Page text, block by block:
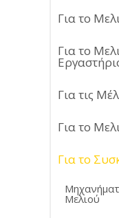
Για το
Για το
Για τις
Για το
Για το
Μελιού